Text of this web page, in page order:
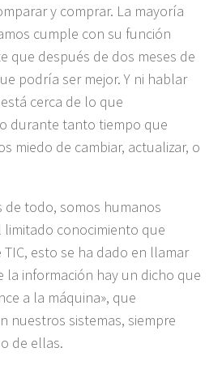
y comprar. La mayoría
cumple con su función
que después de dos meses de
podría ser mejor. Y ni hablar
cerca de lo que
durante tanto tiempo que
miedo de cambiar, actualizar, o
de todo, somos humanos
conocimiento que
esto se ha dado en llamar
la información hay un dicho que
a la máquina», que
nuestros sistemas, siempre
de ellas.